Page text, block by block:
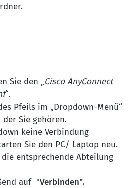
Sie den „Cisco AnyConnect
“.
Pfeils im „Dropdown-Menü“
Sie gehören.
keine Verbindung
Sie den PC/ Laptop neu.
entsprechende Abteilung
auf "Verbinden".